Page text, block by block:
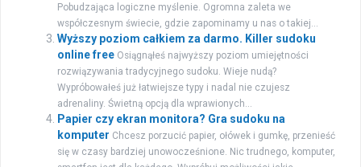
Pobudzająca logiczne myślenie. Ogromna zaleta we
współczesnym świecie, gdzie zapominamy u nas o takiej...
Wyższy poziom całkiem za darmo. Killer sudoku
online free Osiągnąłeś najwyższy poziom umiejętności
rozwiązywania tradycyjnego sudoku. Wieje nudą?
Wypróbowałeś już łatwiejsze typy i nadal nie czujesz
adrenaliny. Świetną opcją dla wprawionych...
Papier czy ekran monitora? Gra sudoku na
komputer Chcesz porzucić papier, ołówek i gumkę, przenieść
się w czasy bardziej unowocześnione. Nic trudnego, komputer,